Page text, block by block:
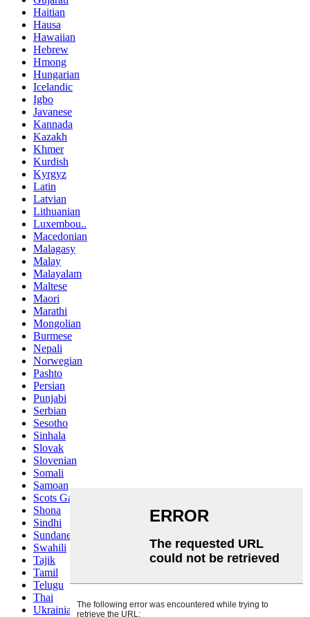
Haitian
Hausa
Hawaiian
Hebrew
Hmong
Hungarian
Icelandic
Igbo
Javanese
Kannada
Kazakh
Khmer
Kurdish
Kyrgyz
Latin
Latvian
Lithuanian
Luxembou..
Macedonian
Malagasy
Malay
Malayalam
Maltese
Maori
Marathi
Mongolian
Burmese
Nepali
Norwegian
Pashto
Persian
Punjabi
Serbian
Sesotho
Sinhala
Slovak
Slovenian
Somali
Samoan
Scots Gaelic
Shona
Sindhi
Sundanese
Swahili
Tajik
Tamil
Telugu
Thai
Ukrainian